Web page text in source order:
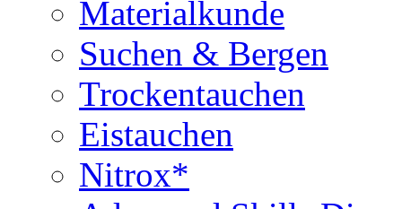
Materialkunde
Suchen & Bergen
Trockentauchen
Eistauchen
Nitrox*